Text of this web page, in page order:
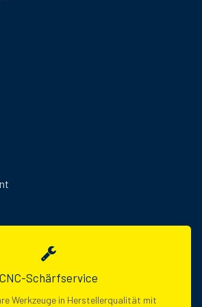
CNC-Schärfservice
Werkzeuge in Herstellerqualität mit